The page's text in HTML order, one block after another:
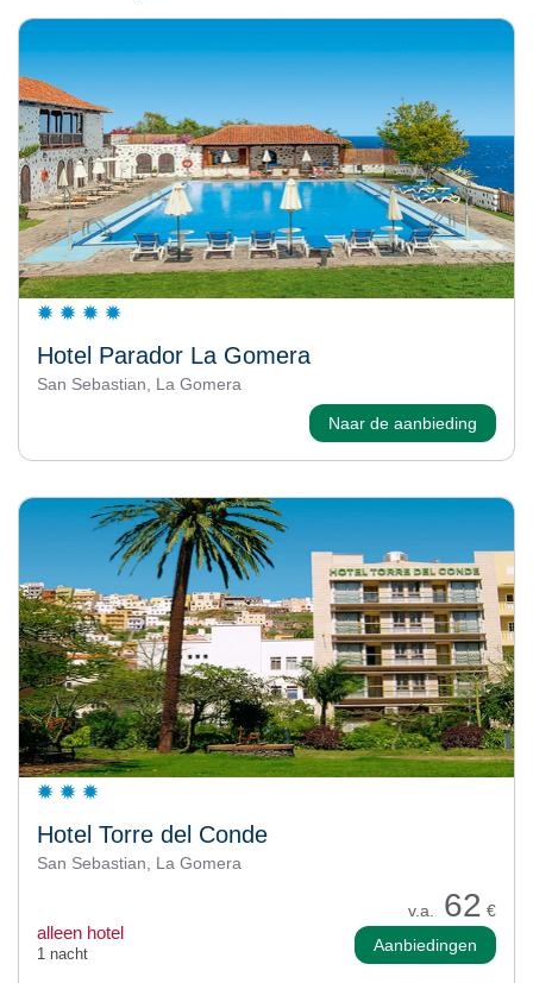
Hotel Parador La Gomera
San Sebastian, La Gomera
Naar de aanbieding
Hotel Torre del Conde
San Sebastian, La Gomera
v.a. 62 €
alleen hotel
1 nacht Aanbiedingen